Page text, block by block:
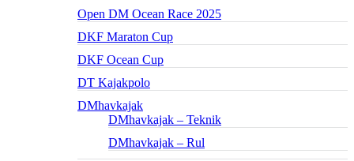
Open DM Ocean Race 2025
DKF Maraton Cup
DKF Ocean Cup
DT Kajakpolo
DMhavkajak
DMhavkajak – Teknik
DMhavkajak – Rul